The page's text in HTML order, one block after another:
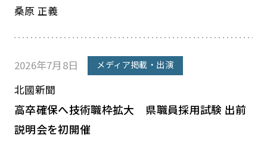
桑原 正義
2026年7月8日 メディア掲載・出演
北國新聞
高卒確保へ技術職枠拡大 県職員採用試験 出前
説明会を初開催